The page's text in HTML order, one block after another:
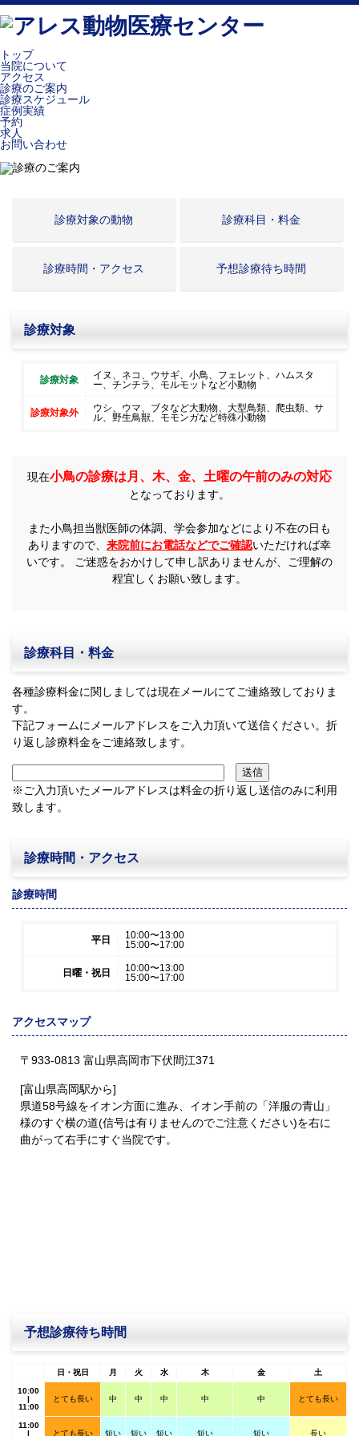
トップ
当院について
アクセス
診療のご案内
診療スケジュール
症例実績
予約
求人
お問い合わせ
診療対象の動物 診療科目・料金
診療時間・アクセス 予想診療待ち時間
診療対象
診療対象
イヌ、ネコ、ウサギ、小鳥、フェレット、ハムスタ
ー、チンチラ、モルモットなど小動物
診療対象外
ウシ、ウマ、ブタなど大動物、大型鳥類、爬虫類、サ
ル、野生鳥獣、モモンガなど特殊小動物
現在小鳥の診療は月、木、金、土曜の午前のみの対応
となっております。
また小鳥担当獣医師の体調、学会参加などにより不在の日も
ありますので、 来院前にお電話などでご確認いただければ幸
いです。 ご迷惑をおかけして申し訳ありませんが、ご理解の
程宜しくお願い致します。
診療科目・料金
各種診療料金に関しましては現在メールにてご連絡致しておりま
す。
下記フォームにメールアドレスをご入力頂いて送信ください。折
り返し診療料金をご連絡致します。
※ご入力頂いたメールアドレスは料金の折り返し送信のみに利用
致します。
診療時間・アクセス
診療時間
平日
10:00〜13:00
15:00〜17:00
日曜・祝日
10:00〜13:00
15:00〜17:00
アクセスマップ
〒933-0813 富山県高岡市下伏間江371
[富山県高岡駅から]
県道58号線をイオン方面に進み、イオン手前の「洋服の青山」
様のすぐ横の道(信号は有りませんのでご注意ください)を右に
曲がって右手にすぐ当院です。
予想診療待ち時間
日・祝日 月 火 水 木 金 土
10:00
|
11:00
とても長い 中 中 中 中 中 とても長い
11:00
|
とても長い 短い 短い 短い 短い 短い 長い